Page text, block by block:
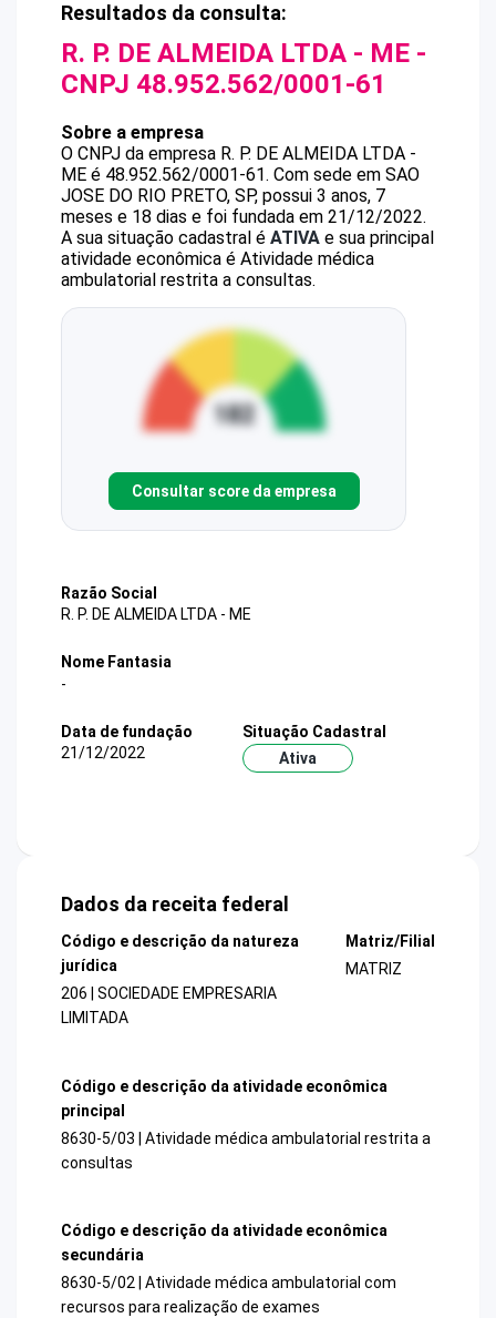
Resultados da consulta:
R. P. DE ALMEIDA LTDA - ME -
CNPJ 48.952.562/0001-61
Sobre a empresa
O CNPJ da empresa R. P. DE ALMEIDA LTDA -
ME é 48.952.562/0001-61. Com sede em SAO
JOSE DO RIO PRETO, SP, possui 3 anos, 7
meses e 18 dias e foi fundada em 21/12/2022.
A sua situação cadastral é ATIVA e sua principal
atividade econômica é Atividade médica
ambulatorial restrita a consultas.
Consultar score da empresa
Razão Social
R. P. DE ALMEIDA LTDA - ME
Nome Fantasia
-
Data de fundação
21/12/2022
Situação Cadastral
Ativa
Dados da receita federal
Código e descrição da natureza
jurídica
206 | SOCIEDADE EMPRESARIA
LIMITADA
Matriz/Filial
MATRIZ
Código e descrição da atividade econômica
principal
8630-5/03 | Atividade médica ambulatorial restrita a
consultas
Código e descrição da atividade econômica
secundária
8630-5/02 | Atividade médica ambulatorial com
recursos para realização de exames